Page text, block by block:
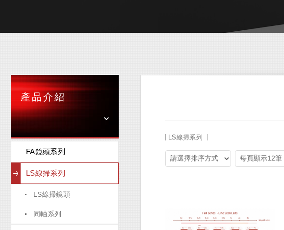
產品介紹
FA鏡頭系列
LS線掃系列
LS線掃鏡頭
同軸系列
LS線掃系列